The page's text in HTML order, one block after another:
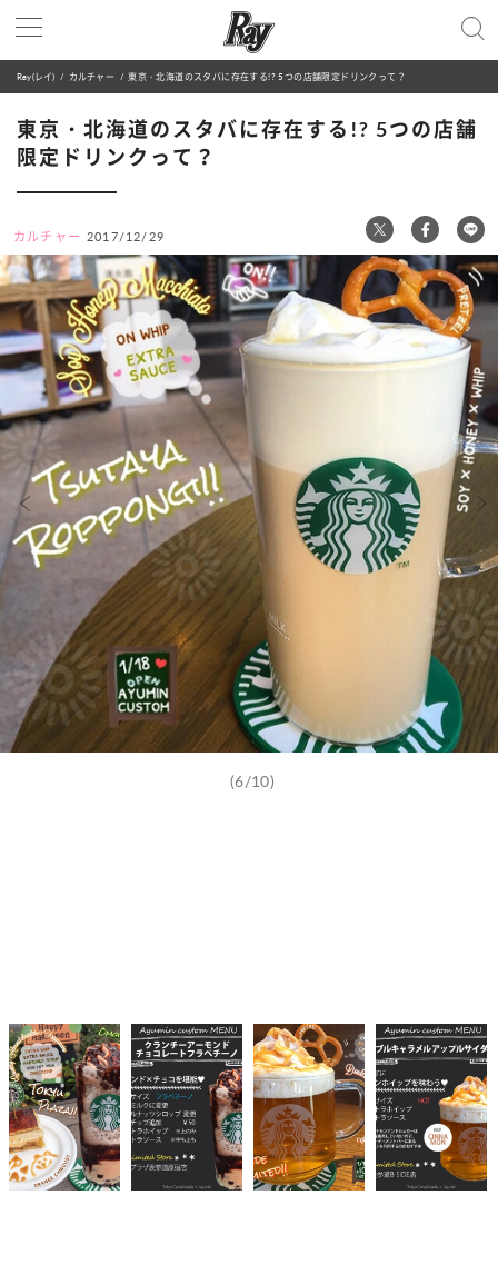
Ray(レイ) カルチャー 東京・北海道のスタバに存在する!? 5つの店舗限定ドリンクって？
東京・北海道のスタバに存在する!? 5つの店舗
限定ドリンクって？
カルチャー 2017/12/29
(6/10)